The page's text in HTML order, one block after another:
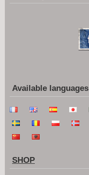
Available languages
SHOP